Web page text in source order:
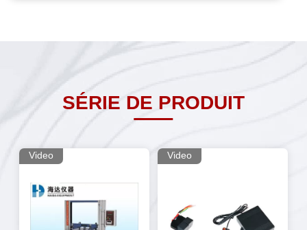
SÉRIE DE PRODUIT
Video Video